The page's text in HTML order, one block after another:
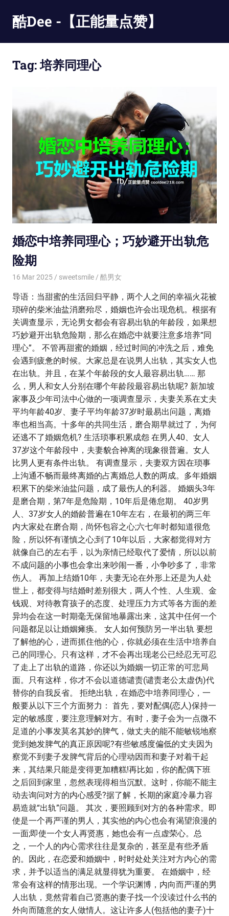
content
酷Dee -【正能量点赞】
最
更
酷
Tag:培养同理心
婚恋中培养同理心；巧妙避开出轨危
险期
16 Mar 2025 sweetsmile 酷男女
导语：当甜蜜的生活回归平静，两个人之间的幸福火花被
琐碎的柴米油盐消磨殆尽，婚姻也许会出现危机。根据有
关调查显示，无论男女都会有容易出轨的年龄段，如果想
巧妙避开出轨危险期，那么在婚恋中就要注意多培养“同
理心”。 不管再甜蜜的婚姻，经过时间的冲洗之后，难免
会遇到疲惫的时候。大家总是在说男人出轨，其实女人也
在出轨。并且，在某个年龄段的女人最容易出轨…… 那
么，男人和女人分别在哪个年龄段最容易出轨呢? 新加坡
家事及少年司法中心做的一项调查显示，夫妻关系在丈夫
平均年龄40岁、妻子平均年龄37岁时最易出问题，离婚
率也相当高。十多年的共同生活，磨合期早就过了，为何
还逃不了婚姻危机? 生活琐事积累成怨 在男人40、女人
37岁这个年龄段中，夫妻貌合神离的现象很普遍。女人
比男人更有条件出轨。 有调查显示，夫妻双方因在琐事
上沟通不畅而最终离婚的占离婚总人数的两成。多年婚姻
积累下的柴米油盐问题，成了最伤人的利器。 婚姻头3年
是磨合期，第7年是危险期，10年后是倦怠期。 40岁男
人、37岁女人的婚龄普遍在10年左右，在最初的两三年
内大家处在磨合期，尚怀包容之心;六七年时都知道很危
险，所以怀有谨慎之心;到了10年以后，大家都觉得对方
就像自己的左右手，以为亲情已经取代了爱情，所以以前
不成问题的小事也会拿出来吵闹一番，小争吵多了，非常
伤人。 再加上结婚10年，夫妻无论在外形上还是为人处
世上，都变得与结婚时差别很大，两人个性、人生观、金
钱观、对待教育孩子的态度、处理压力方式等各方面的差
异均会在这一时期毫无保留地暴露出来，这其中任何一个
问题都足以让婚姻瘫痪。 女人如何预防另一半出轨 要想
了解他的心，进而抓住他的心，你就必须在生活中培养自
己的同理心。只有这样，才不会再出现老公已经忍无可忍
了走上了出轨的道路，你还以为婚姻一切正常的可悲局
面。只有这样，你才不会以道德谴责(谴责老公太虚伪)代
替你的自我反省。 拒绝出轨，在婚恋中培养同理心，一
般要从以下三个方面努力： 首先，要对配偶(恋人)保持一
定的敏感度，要注意理解对方。有时，妻子会为一点微不
足道的小事发莫名其妙的脾气，做丈夫的能不能敏锐地察
觉到她发脾气的真正原因呢?有些敏感度偏低的丈夫因为
察觉不到妻子发脾气背后的心理动因而和妻子对着干起
来，其结果只能是变得更加糟糕!再比如，你的配偶下班
之后回到家里，忽然表现得相当沉默。这时，你能不能主
动去询问对方的内心感受?据了解，长期的家庭冷暴力容
易造就“出轨”问题。 其次，要照顾到对方的各种需求。即
使是一个再严谨的男人，其实他的内心也会有渴望浪漫的
一面;即使一个女人再贤惠，她也会有一点虚荣心。总
之，一个人的内心需求往往是复杂的，甚至是有些矛盾
的。因此，在恋爱和婚姻中，时时处处关注对方内心的需
求，并予以适当的满足就显得犹为重要。 在婚姻中，经
常会有这样的情形出现。一个学识渊博，内向而严谨的男
人出轨，竟然背着自己贤惠的妻子找一个没读过什么书的
外向而随意的女人做情人。这让许多人(包括他的妻子)十